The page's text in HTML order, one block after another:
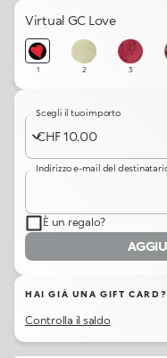
Virtual GC Love
1 2 3
Scegli il tuo importo
Indirizzo e-mail del
È un regalo?
HAI GIÀ UNA GIFT CARD?
Controlla il saldo